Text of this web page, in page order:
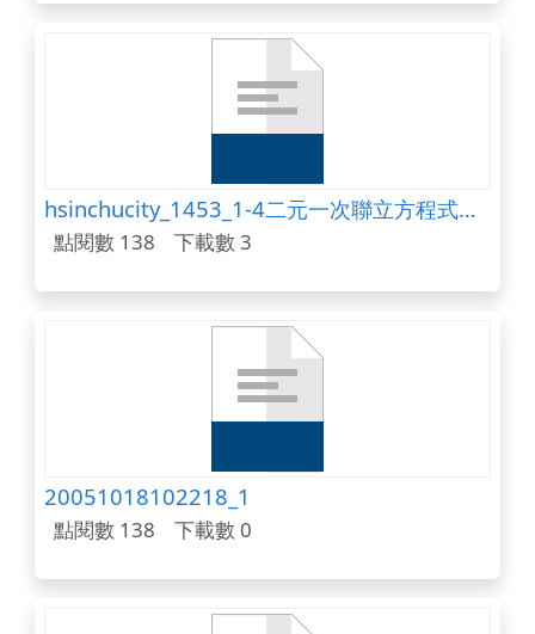
hsinchucity_1453_1-4二元一次聯立方程式的應用(部編).ppt
點閱數 138 下載數 3
20051018102218_1
點閱數 138 下載數 0